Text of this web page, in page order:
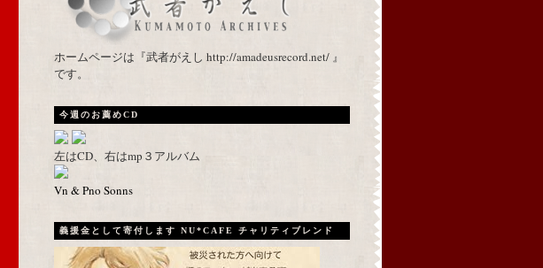
ホームページは『武者がえし http://amadeusrecord.net/ 』
です。
今週のお薦めCD
左はCD、右はmp３アルバム
Vn & Pno Sonns
義援金として寄付します NU*CAFE チャリティブレンド